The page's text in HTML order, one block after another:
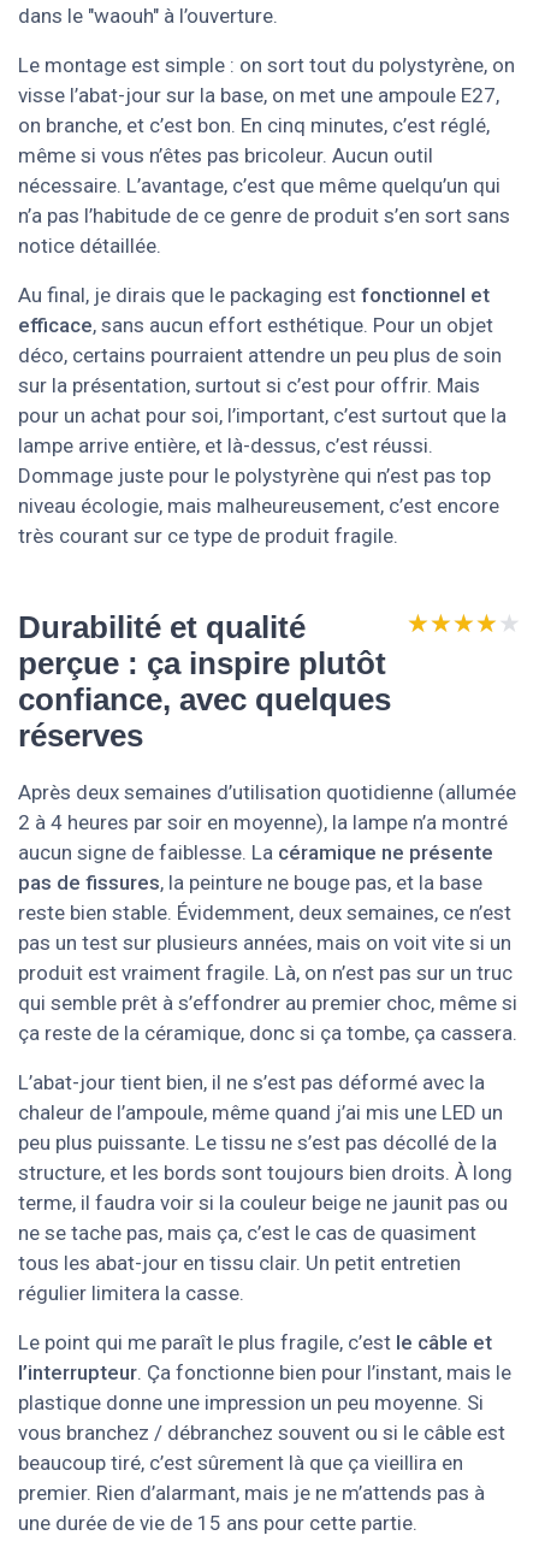
dans le "waouh" à l’ouverture.
Le montage est simple : on sort tout du polystyrène, on
visse l’abat-jour sur la base, on met une ampoule E27,
on branche, et c’est bon. En cinq minutes, c’est réglé,
même si vous n’êtes pas bricoleur. Aucun outil
nécessaire. L’avantage, c’est que même quelqu’un qui
n’a pas l’habitude de ce genre de produit s’en sort sans
notice détaillée.
Au final, je dirais que le packaging est fonctionnel et
efficace, sans aucun effort esthétique. Pour un objet
déco, certains pourraient attendre un peu plus de soin
sur la présentation, surtout si c’est pour offrir. Mais
pour un achat pour soi, l’important, c’est surtout que la
lampe arrive entière, et là-dessus, c’est réussi.
Dommage juste pour le polystyrène qui n’est pas top
niveau écologie, mais malheureusement, c’est encore
très courant sur ce type de produit fragile.
Durabilité et qualité
perçue : ça inspire plutôt
confiance, avec quelques
réserves
★★★★★
★★★★★
Après deux semaines d’utilisation quotidienne (allumée
2 à 4 heures par soir en moyenne), la lampe n’a montré
aucun signe de faiblesse. La céramique ne présente
pas de fissures, la peinture ne bouge pas, et la base
reste bien stable. Évidemment, deux semaines, ce n’est
pas un test sur plusieurs années, mais on voit vite si un
produit est vraiment fragile. Là, on n’est pas sur un truc
qui semble prêt à s’effondrer au premier choc, même si
ça reste de la céramique, donc si ça tombe, ça cassera.
L’abat-jour tient bien, il ne s’est pas déformé avec la
chaleur de l’ampoule, même quand j’ai mis une LED un
peu plus puissante. Le tissu ne s’est pas décollé de la
structure, et les bords sont toujours bien droits. À long
terme, il faudra voir si la couleur beige ne jaunit pas ou
ne se tache pas, mais ça, c’est le cas de quasiment
tous les abat-jour en tissu clair. Un petit entretien
régulier limitera la casse.
Le point qui me paraît le plus fragile, c’est le câble et
l’interrupteur. Ça fonctionne bien pour l’instant, mais le
plastique donne une impression un peu moyenne. Si
vous branchez / débranchez souvent ou si le câble est
beaucoup tiré, c’est sûrement là que ça vieillira en
premier. Rien d’alarmant, mais je ne m’attends pas à
une durée de vie de 15 ans pour cette partie.